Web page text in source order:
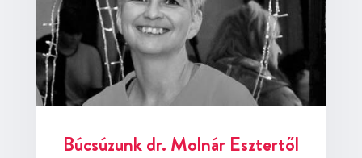
Búcsúzunk dr. Molnár Esztertől